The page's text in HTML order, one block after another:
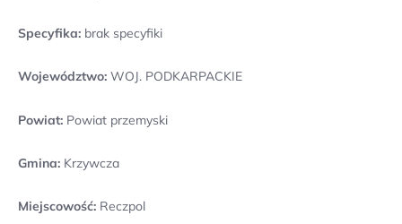
Specyfika: brak specyfiki
Województwo: WOJ. PODKARPACKIE
Powiat: Powiat przemyski
Gmina: Krzywcza
Miejscowość: Reczpol